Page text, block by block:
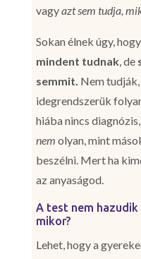
vagyazt sem tudja,
Sokan élnek úgy, hogy
mindent tudnak, de
semmit. Nem
idegrendszerük
hiába nincs
nem olyan, mint
beszélni. Mert ha
az anyaságod.
A test nem hazudik
mikor?
Lehet, hogy a